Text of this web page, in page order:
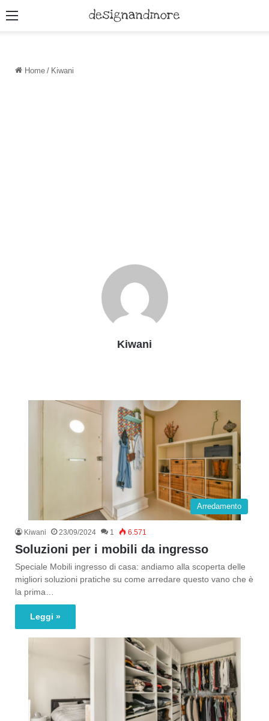
Menu
Home / Kiwani
Kiwani
Arredamento
Kiwani 23/09/2024 1 6.571
Soluzioni per i mobili da ingresso
Speciale Mobili ingresso di casa: andiamo alla scoperta delle
migliori soluzioni pratiche su come arredare questo vano che è
la prima…
Leggi »